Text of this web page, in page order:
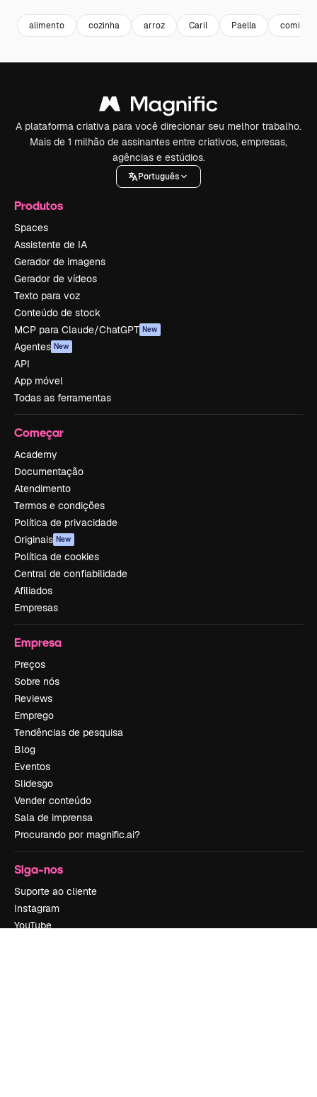
alimento cozinha arroz Caril Paella comida
A plataforma criativa para você direcionar seu melhor trabalho.
Mais de 1 milhão de assinantes entre criativos, empresas,
agências e estúdios.
Português
Produtos
Spaces
Assistente de IA
Gerador de imagens
Gerador de vídeos
Texto para voz
Conteúdo de stock
MCP para Claude/ChatGPT New
Agentes New
API
App móvel
Todas as ferramentas
Começar
Academy
Documentação
Atendimento
Termos e condições
Política de privacidade
Originais New
Política de cookies
Central de confiabilidade
Afiliados
Empresas
Empresa
Preços
Sobre nós
Reviews
Emprego
Tendências de pesquisa
Blog
Eventos
Slidesgo
Vender conteúdo
Sala de imprensa
Procurando por magnific.ai?
Siga-nos
Suporte ao cliente
Instagram
YouTube